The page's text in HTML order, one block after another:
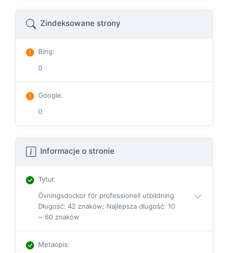
Zindeksowane strony
Bing:
0
Google:
0
Informacje o stronie
Tytuł:
Övningsdockor för professionell utbildning
Długość: 42 znaków; Najlepsza długość: 10
~ 60 znaków
Metaopis: